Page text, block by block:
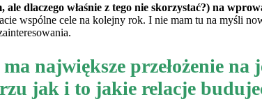
dlaczego właśnie z tego nie skorzystać?) na
wspólne cele na kolejny rok. I nie mam tu na myśli
największe przełożenie
jak i to jakie relacje